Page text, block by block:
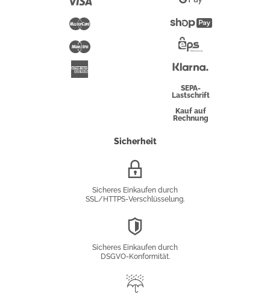
Maestro
Pay
Überweisung
SEPA-
Lastschrift
Kauf auf
Rechnung
Sicherheit
Sicheres Einkaufen durch
SSL/HTTPS-Verschlüsselung.
Sicheres Einkaufen durch
DSGVO-Konformität.